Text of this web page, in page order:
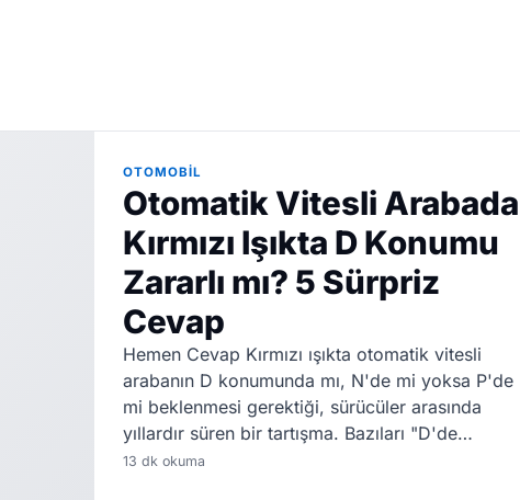
OTOMOBIL
Otomatik Vitesli Arabada
Kırmızı Işıkta D Konumu
Zararlı mı? 5 Sürpriz
Cevap
Hemen Cevap Kırmızı ışıkta otomatik vitesli
arabanın D konumunda mı, N'de mi yoksa P'de
mi beklenmesi gerektiği, sürücüler arasında
yıllardır süren bir tartışma. Bazıları "D'de
beklemek şanzımanı yer" diyor, bazıları "N'…
13 dk okuma